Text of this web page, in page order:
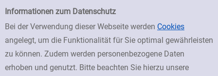
Einfache Suche
Informationen zum Datenschutz
Bei der Verwendung dieser Webseite werden Cookies
angelegt, um die Funktionalität für Sie optimal gewährleisten
zu können. Zudem werden personenbezogene Daten
erhoben und genutzt. Bitte beachten Sie hierzu unsere
zur Navigation springen
zum Inhalt springen
Zu den Suchfiltern springen
Zur Trefferliste springen